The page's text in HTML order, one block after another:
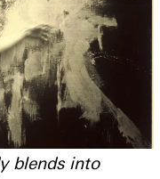
blends into